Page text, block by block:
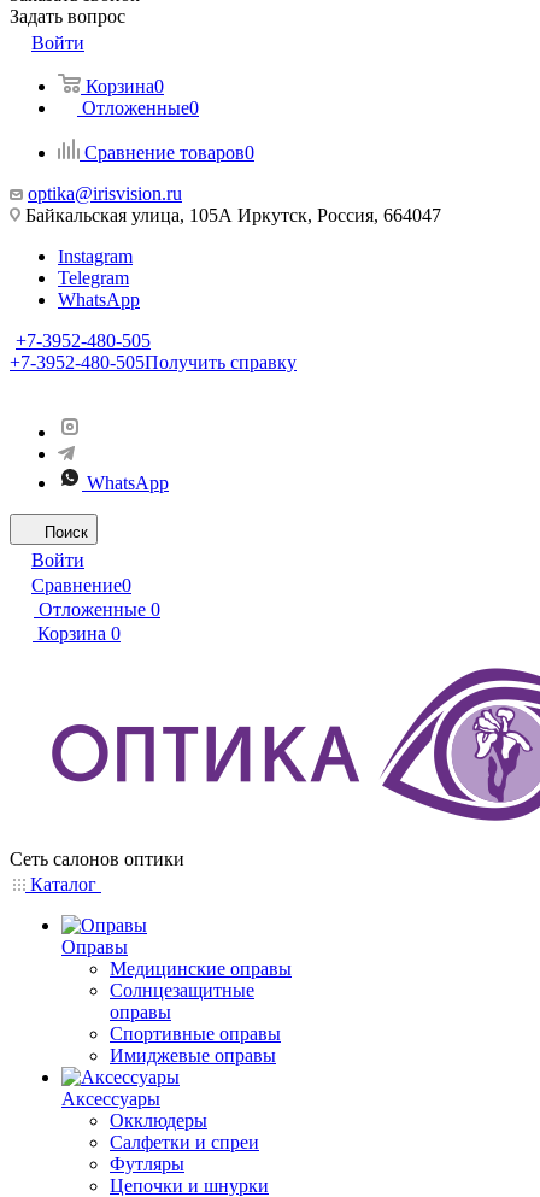
Задать вопрос
Войти
Корзина0
Отложенные0
Сравнение товаров0
optika@irisvision.ru
Байкальская улица, 105А Иркутск, Россия, 664047
Instagram
Telegram
WhatsApp
+7-3952-480-505
+7-3952-480-505Получить справку
WhatsApp
Поиск
Войти
Сравнение0
Отложенные 0
Корзина 0
Сеть салонов оптики
Каталог
Оправы
Медицинские оправы
Солнцезащитные
оправы
Спортивные оправы
Имиджевые оправы
Аксессуары
Окклюдеры
Салфетки и спреи
Футляры
Цепочки и шнурки